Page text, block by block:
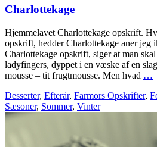
Charlottekage
Hjemmelavet Charlottekage opskrift.
opskrift, hedder Charlottekage aner jeg
Charlottekage opskrift, siger at man
ladyfingers, dyppet i en væske af en
mousse – tit frugtmousse. Men hvad …
Desserter, Efterår, Farmors Opskrifter,
Sæsoner, Sommer, Vinter